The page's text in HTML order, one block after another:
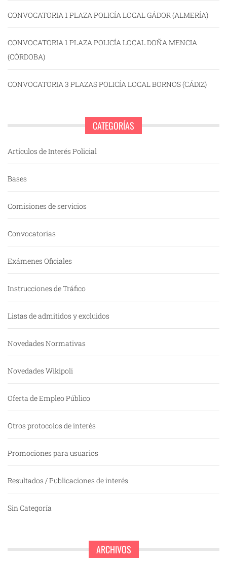
CONVOCATORIA 1 PLAZA POLICÍA LOCAL GÁDOR (ALMERÍA)
CONVOCATORIA 1 PLAZA POLICÍA LOCAL DOÑA MENCIA
(CÓRDOBA)
CONVOCATORIA 3 PLAZAS POLICÍA LOCAL BORNOS (CÁDIZ)
CATEGORÍAS
Artículos de Interés Policial
Bases
Comisiones de servicios
Convocatorias
Exámenes Oficiales
Instrucciones de Tráfico
Listas de admitidos y excluidos
Novedades Normativas
Novedades Wikipoli
Oferta de Empleo Público
Otros protocolos de interés
Promociones para usuarios
Resultados / Publicaciones de interés
Sin Categoría
ARCHIVOS